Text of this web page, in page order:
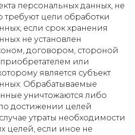
персональных данных, не
требуют цели обработки
если срок хранения
не установлен
договором, стороной
или
является субъект
Обрабатываемые
уничтожаются либо
достижении целей
утраты необходимости
целей, если иное не